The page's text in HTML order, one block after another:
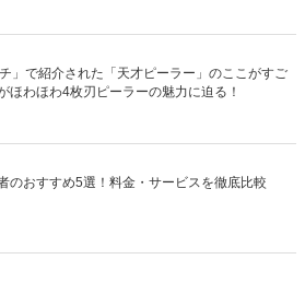
」で紹介された「天才ピーラー」のここがすご
ほわほわ4枚刃ピーラーの魅力に迫る！
のおすすめ5選！料金・サービスを徹底比較